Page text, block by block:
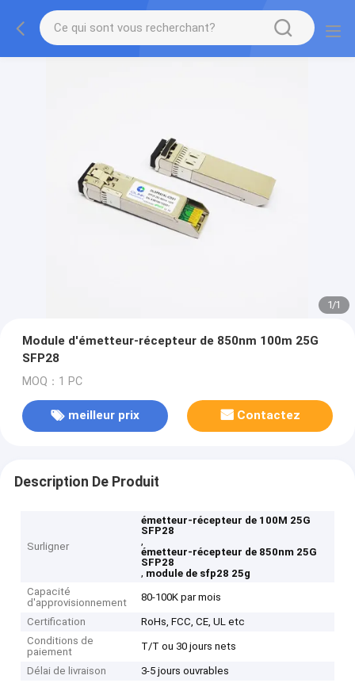
1/1
Module d'émetteur-récepteur de 850nm 100m 25G
SFP28
MOQ：1 PC
meilleur prix Contactez
Description De Produit
Surligner
émetteur-récepteur de 100M 25G
SFP28
,
émetteur-récepteur de 850nm 25G
SFP28
, module de sfp28 25g
Capacité
d'approvisionnement
80-100K par mois
Certification
RoHs, FCC, CE, UL etc
Conditions de
paiement
T/T ou 30 jours nets
Délai de livraison 3-5 jours ouvrables